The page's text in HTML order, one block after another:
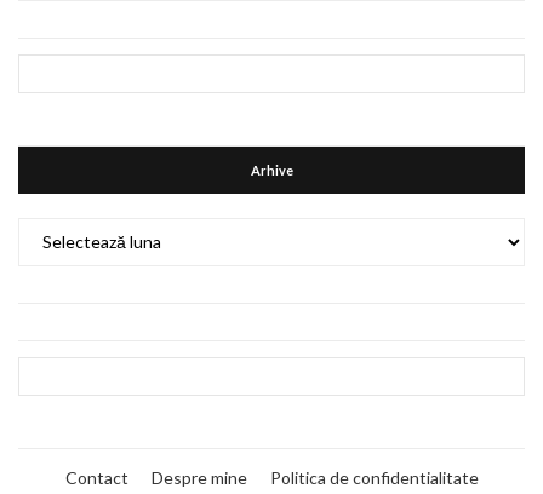
Arhive
Contact Despre mine Politica de confidentialitate